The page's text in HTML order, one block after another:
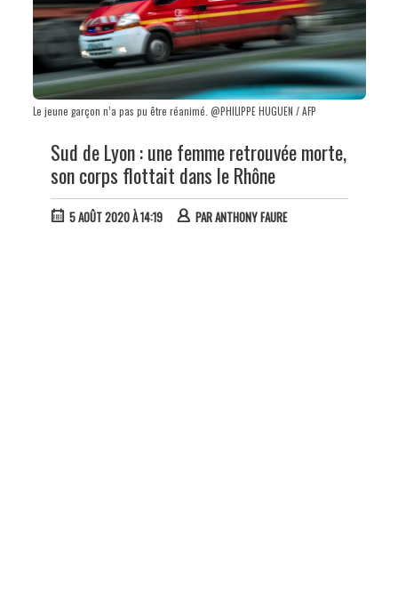
Le jeune garçon n’a pas pu être réanimé. @PHILIPPE HUGUEN / AFP
Sud de Lyon : une femme retrouvée morte,
son corps flottait dans le Rhône
5 AOÛT 2020 À 14:19 PARANTHONY FAURE